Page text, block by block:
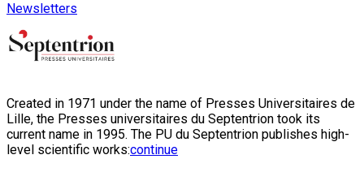
Newsletters
Created in 1971 under the name of Presses Universitaires de
Lille, the Presses universitaires du Septentrion took its
current name in 1995. The PU du Septentrion publishes high-
level scientific works:continue